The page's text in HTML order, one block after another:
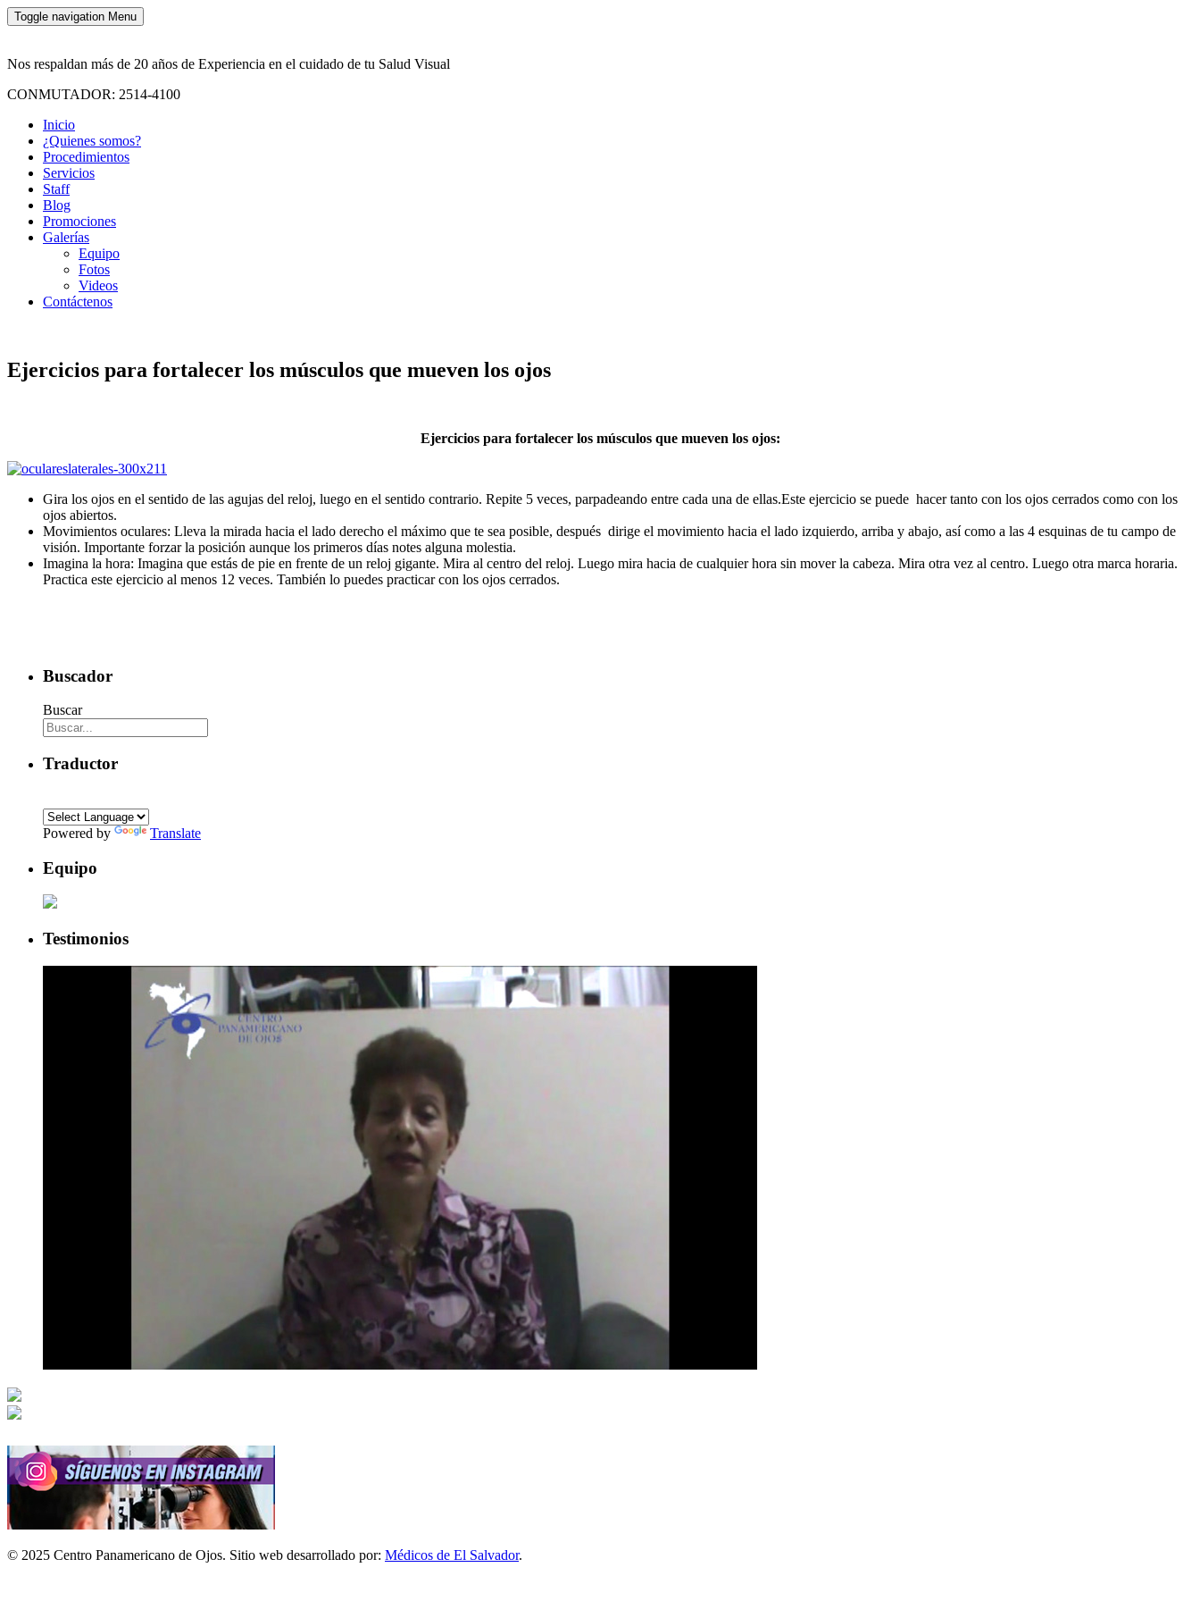
Toggle navigation Menu
Nos respaldan más de 20 años de Experiencia en el cuidado de tu Salud Visual
CONMUTADOR: 2514-4100
Inicio
¿Quienes somos?
Procedimientos
Servicios
Staff
Blog
Promociones
Galerías
Equipo
Fotos
Videos
Contáctenos
Ejercicios para fortalecer los músculos que mueven los ojos
Ejercicios para fortalecer los músculos que mueven los ojos:
Gira los ojos en el sentido de las agujas del reloj, luego en el sentido contrario. Repite 5 veces, parpadeando entre cada una de ellas.Este ejercicio se puede hacer tanto con los ojos cerrados como con los
ojos abiertos.
Movimientos oculares: Lleva la mirada hacia el lado derecho el máximo que te sea posible, después dirige el movimiento hacia el lado izquierdo, arriba y abajo, así como a las 4 esquinas de tu campo de
visión. Importante forzar la posición aunque los primeros días notes alguna molestia.
Imagina la hora: Imagina que estás de pie en frente de un reloj gigante. Mira al centro del reloj. Luego mira hacia de cualquier hora sin mover la cabeza. Mira otra vez al centro. Luego otra marca horaria.
Practica este ejercicio al menos 12 veces. También lo puedes practicar con los ojos cerrados.
Buscador
Buscar
Traductor
Powered by Translate
Equipo
Testimonios
© 2025 Centro Panamericano de Ojos. Sitio web desarrollado por: Médicos de El Salvador.